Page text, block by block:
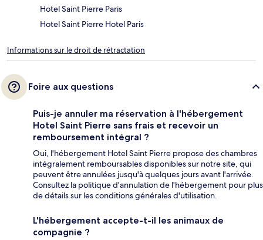
Hotel Saint Pierre Paris
Hotel Saint Pierre Hotel Paris
Informations sur le droit de rétractation
Foire aux questions
Puis-je annuler ma réservation à l'hébergement
Hotel Saint Pierre sans frais et recevoir un
remboursement intégral ?
Oui, l'hébergement Hotel Saint Pierre propose des chambres
intégralement remboursables disponibles sur notre site, qui
peuvent être annulées jusqu'à quelques jours avant l'arrivée.
Consultez la politique d'annulation de l'hébergement pour plus
de détails sur les conditions générales d'utilisation.
L'hébergement accepte-t-il les animaux de
compagnie ?